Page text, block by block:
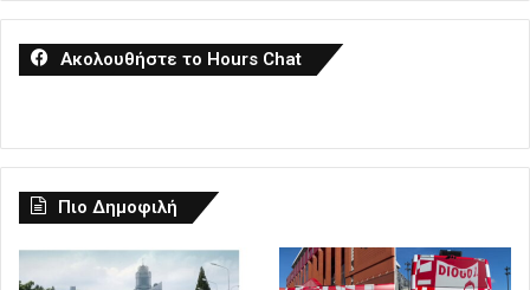
Ακολουθήστε το Hours Chat
Πιο Δημοφιλή